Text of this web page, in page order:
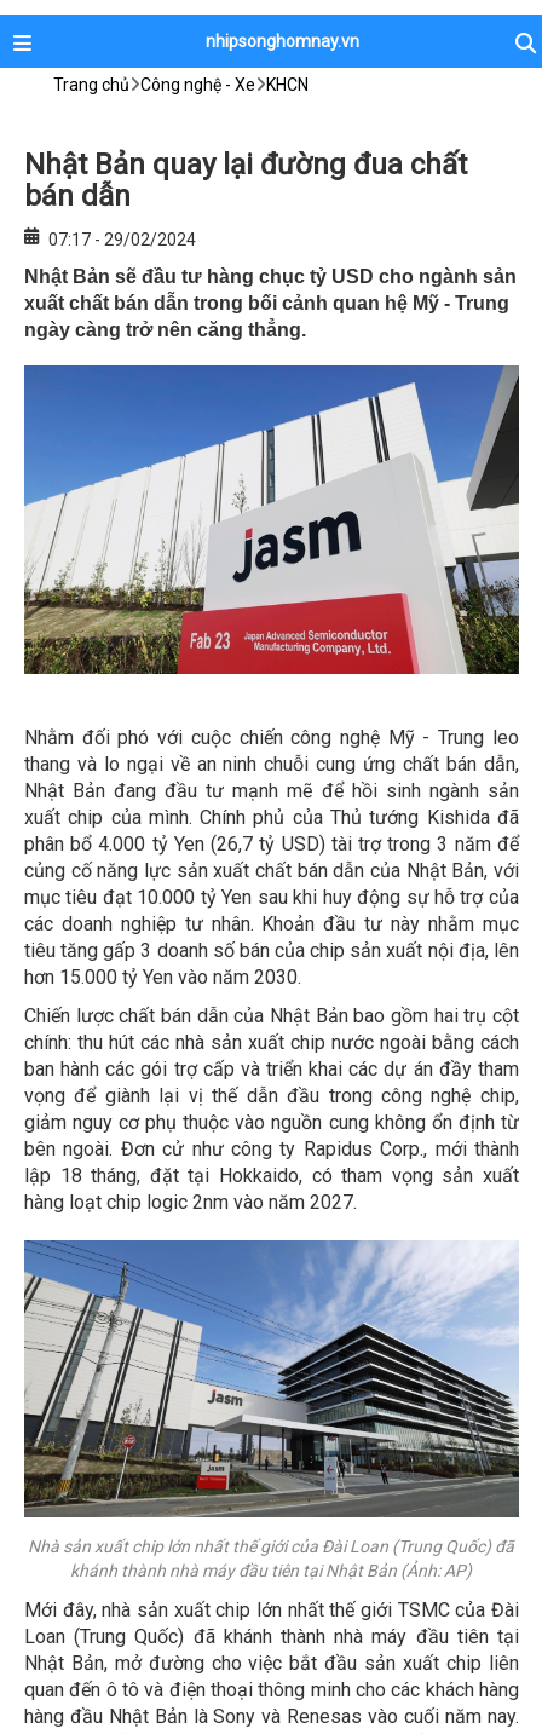
nhipsonghomnay.vn
Trang chủ Công nghệ - Xe KHCN
Nhật Bản quay lại đường đua chất
bán dẫn
07:17 - 29/02/2024
Nhật Bản sẽ đầu tư hàng chục tỷ USD cho ngành sản
xuất chất bán dẫn trong bối cảnh quan hệ Mỹ - Trung
ngày càng trở nên căng thẳng.
Nhằm đối phó với cuộc chiến công nghệ Mỹ - Trung leo
thang và lo ngại về an ninh chuỗi cung ứng chất bán dẫn,
Nhật Bản đang đầu tư mạnh mẽ để hồi sinh ngành sản
xuất chip của mình. Chính phủ của Thủ tướng Kishida đã
phân bổ 4.000 tỷ Yen (26,7 tỷ USD) tài trợ trong 3 năm để
củng cố năng lực sản xuất chất bán dẫn của Nhật Bản, với
mục tiêu đạt 10.000 tỷ Yen sau khi huy động sự hỗ trợ của
các doanh nghiệp tư nhân. Khoản đầu tư này nhằm mục
tiêu tăng gấp 3 doanh số bán của chip sản xuất nội địa, lên
hơn 15.000 tỷ Yen vào năm 2030.
Chiến lược chất bán dẫn của Nhật Bản bao gồm hai trụ cột
chính: thu hút các nhà sản xuất chip nước ngoài bằng cách
ban hành các gói trợ cấp và triển khai các dự án đầy tham
vọng để giành lại vị thế dẫn đầu trong công nghệ chip,
giảm nguy cơ phụ thuộc vào nguồn cung không ổn định từ
bên ngoài. Đơn cử như công ty Rapidus Corp., mới thành
lập 18 tháng, đặt tại Hokkaido, có tham vọng sản xuất
hàng loạt chip logic 2nm vào năm 2027.
Nhà sản xuất chip lớn nhất thế giới của Đài Loan (Trung Quốc) đã
khánh thành nhà máy đầu tiên tại Nhật Bản (Ảnh: AP)
Mới đây, nhà sản xuất chip lớn nhất thế giới TSMC của Đài
Loan (Trung Quốc) đã khánh thành nhà máy đầu tiên tại
Nhật Bản, mở đường cho việc bắt đầu sản xuất chip liên
quan đến ô tô và điện thoại thông minh cho các khách hàng
hàng đầu Nhật Bản là Sony và Renesas vào cuối năm nay.